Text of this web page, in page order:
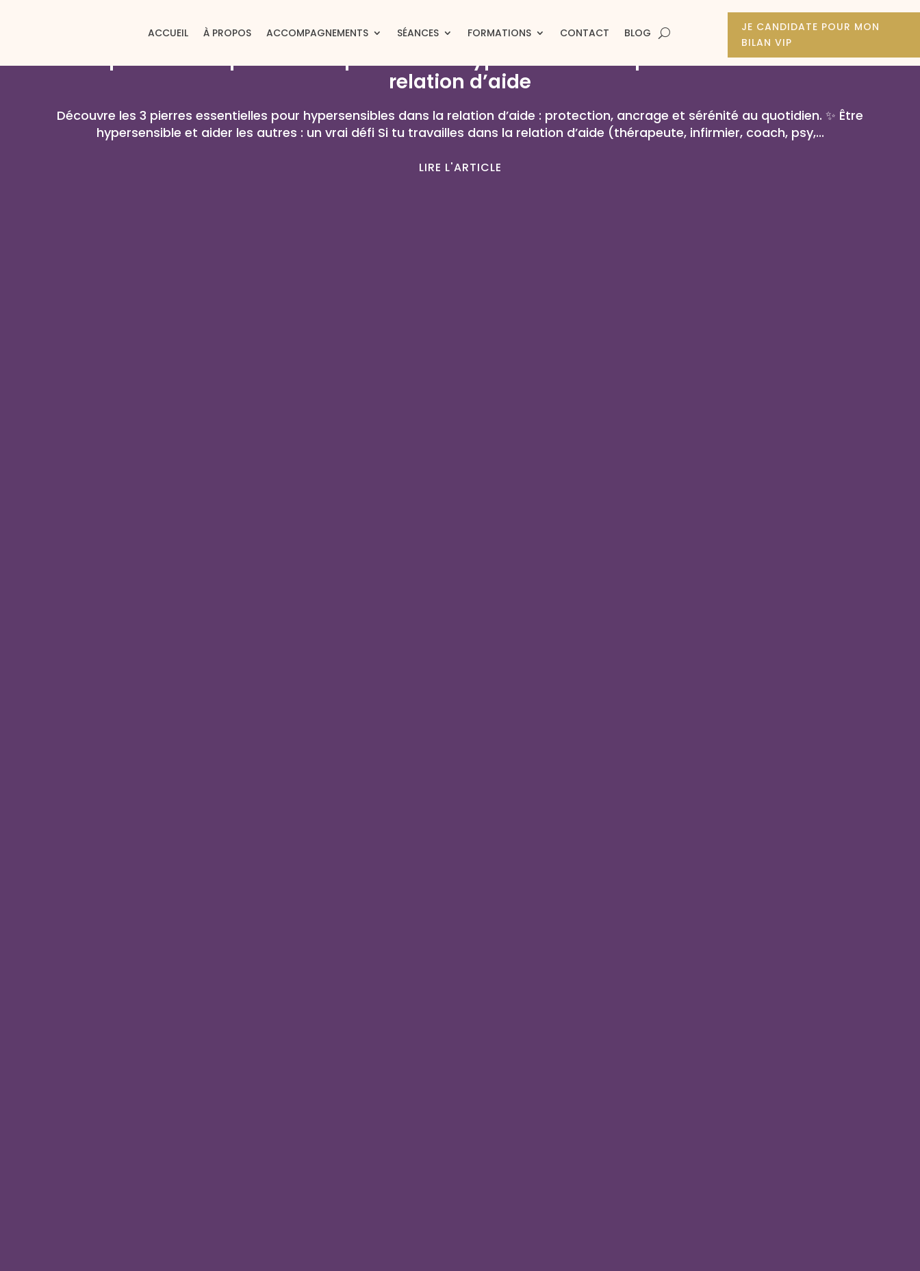
ACCUEIL À PROPOS ACCOMPAGNEMENTS SÉANCES FORMATIONS CONTACT BLOG
JE CANDIDATE POUR MON
BILAN VIP
Les 3 pierres indispensables quand tu es hypersensible et que tu travailles dans la
relation d’aide
Découvre les 3 pierres essentielles pour hypersensibles dans la relation d’aide : protection, ancrage et sérénité au quotidien. ✨ Être
hypersensible et aider les autres : un vrai défi Si tu travailles dans la relation d’aide (thérapeute, infirmier, coach, psy,...
LIRE L'ARTICLE